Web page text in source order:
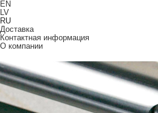
EN
LV
RU
Доставка
Контактная информация
О компании